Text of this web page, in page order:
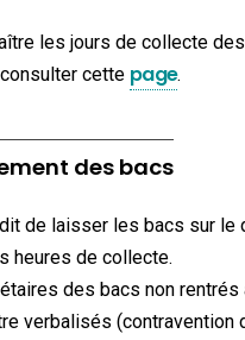
les jours de collecte
cette page.
des bacs
de laisser les bacs sur le
heures de collecte.
des bacs non
verbalisés (contravention